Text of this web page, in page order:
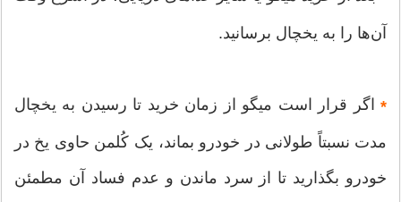
آن‌ها را به یخچال برسانید.
*اگر قرار است میگو از زمان خرید تا رسیدن به یخچال
مدت نسبتاً طولانی در خودرو بماند، یک کُلمن حاوی یخ در
خودرو بگذارید تا از سرد ماندن و عدم فساد آن مطمئن